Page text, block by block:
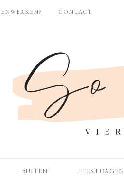
CONTACT
BUITEN FEESTDAGEN